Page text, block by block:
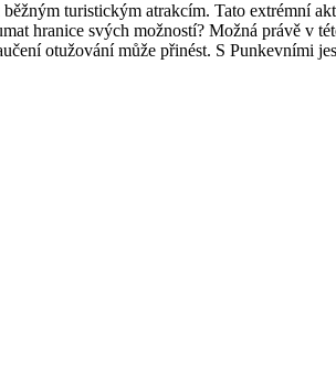
turistickým atrakcím. Tato extrémní
hranice svých možností? Možná právě v
otužování může přinést. S Punkevními